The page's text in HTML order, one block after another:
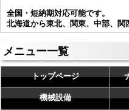
全国・短納期対応可能です。
北海道から東北、関東、中部、関
メニュー一覧
トップページ
機械設備